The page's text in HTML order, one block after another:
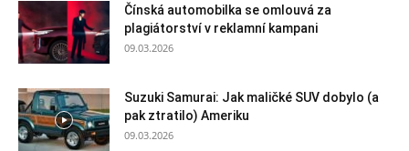
Čínská automobilka se omlouvá za
plagiátorství v reklamní kampani
09.03.2026
Suzuki Samurai: Jak maličké SUV dobylo (a
pak ztratilo) Ameriku
09.03.2026